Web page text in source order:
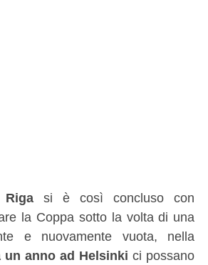
si è così concluso con
la Coppa sotto la volta di una
e nuovamente vuota, nella
un anno ad Helsinki ci possano